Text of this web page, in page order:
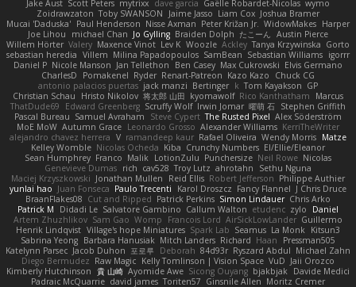
Jake Aust Scott Peters mytrixx dave garcia Gaëlle Robardet-Nicolas wymo
Zoidrawzaton Toby SWANSON Jaime Jasso Liam Cox Joshua Bramer
Mucai 'Daduska' Paul Henderson Nisse Axman Peter Križan Jr. WidowMakes Harper
Joe Lihou
michael Chan Jo Gylling Braiden Dolph たこーん Austin Pierce
Willem Hörter Valery Maxence Vinot Lev K Woozle Ackley Tanya Krzywinska Gorto
sebastian heredia Villem Milina Papadopoulos SamBean Sebastian Williams igorrr
Daniel P Nicole Manson Jan Tellethon Ben Casey Max Cukrowski Elvis Germano
CharlesD
Pomakenel Ryder Renart-Patreon Kazo Kazo
Chuck CG
antonio palacios puertas jack manzi Bertinger k Tom Kayakson GP
Christian Schau
Hristo Nikolov 将太郎 山田 kyomawolf Rico Kanthatham
Marcus
ThatDude69
Edward Greenberg Scruffy Wolf Irwin Jomar 曜萌 石 Stephen Griffith
Pascal Bureau Samuel Avraham Steve Cypert The Rusted Pixel Alex Söderström
MoE MoW Autumn Grace Leonardo Grosso Alexander Williams KerriTheWriter
alejandro chavez herrera V ramandeep kaur Rafael Oliveira Wendy Morris Matze
Kelley Womble Nicolas Ocheda Kiba Crunchy Numbers El/Ellie/Eleanor
Sean Humphrey Franco Malik LotionZulu Punchersize Neil Rowe Nicolas
Genevieve Dumas rich cav528 Troy Lutz ahrotahn
Sethu Nguna
Maciej Krzyszkowski Jonathan Mullen Reid Ellis Robert Jefferson Philippe Authier
yunlai hao Juan Fonseca Paulo Trecenti Karol Droszcz Fancy Flannel J Chris Druce
BraanFlakes08 Cut and Ripped Patrick Perkins Simon Lindauer Chris Arko
Patrick M
Didadi Le Salvatore Gambino Callum Walton etudenc zylo
Daniel
Artem Zhuzhlikov Sam Gao Womp Francois Lord AirSickLowLander Guillermo
Henrik Lindqvist Village's hope Miniatures Spark Lab Seamus La Monk Kitsun3
Sabrina Yeong Barbara Hanusiak Mitch Landers Richard Haan
Pressman505
Katelynn Parsec Jacob Duhon 포로루 Deborah 84d93r Ryszard Abdul Michael Zahn
Diego Bermudez Raw Magic Kelly Tomlinson | Vision Space VuD Jaii Orozco
Kimberly Hutchinson 貴 山崎 Ayomide Awe Sicong Ouyang bjakbjak Davide Medici
Padraic McQuarrie david james Toriten57 Ginsnile Allen Moritz Cremer